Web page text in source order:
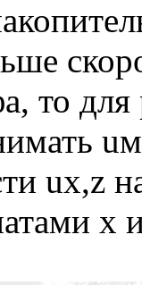
то
ux,z
х